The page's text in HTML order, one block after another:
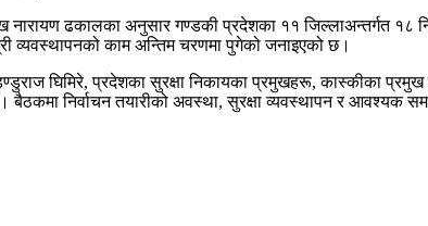
नारायण ढकालका अनुसार गण्डकी प्रदेशका ११ जिल्लाअन्तर्गत १८
व्यवस्थापनको काम अन्तिम चरणमा पुगेको जनाइएको छ।
घिमिरे, प्रदेशका सुरक्षा निकायका प्रमुखहरू, कास्कीका प्रमुख
बैठकमा निर्वाचन तयारीको अवस्था, सुरक्षा व्यवस्थापन र आवश्यक